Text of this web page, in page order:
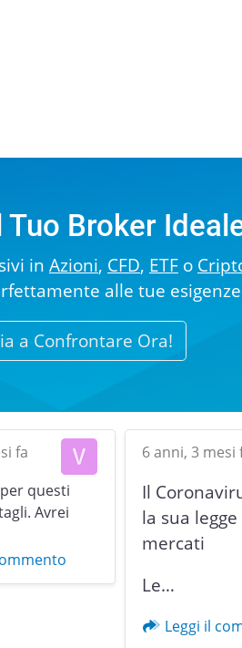
Tuo Broker
in Azioni, CFD, ETFo
alle tue
a Confrontare Ora!
fa
questi
Avrei
6 anni, 3 mesi
Il
la sua legge
mercati
Le…
Leggi il